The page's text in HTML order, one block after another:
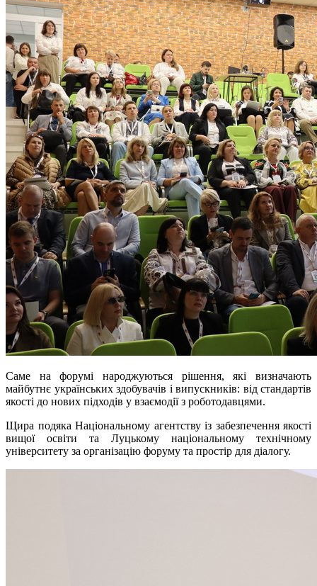
Саме на форумі народжуються рішення, які визначають
майбутнє українських здобувачів і випускників: від стандартів
якості до нових підходів у взаємодії з роботодавцями.
Щира подяка Національному агентству із забезпечення якості
вищої освіти та Луцькому національному технічному
університету за організацію форуму та простір для діалогу.